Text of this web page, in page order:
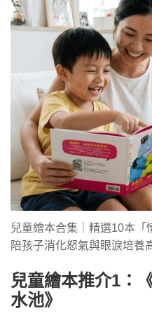
兒童繪本合集｜精選10本
陪孩子消化怒氣與眼淚培養
兒童繪本推介1：
水池》